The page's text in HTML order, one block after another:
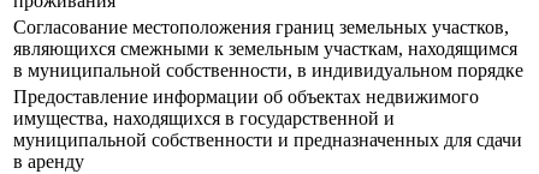
Согласование местоположения границ земельных участков,
являющихся смежными к земельным участкам, находящимся
в муниципальной собственности, в индивидуальном порядке
Предоставление информации об объектах недвижимого
имущества, находящихся в государственной и
муниципальной собственности и предназначенных для сдачи
в аренду